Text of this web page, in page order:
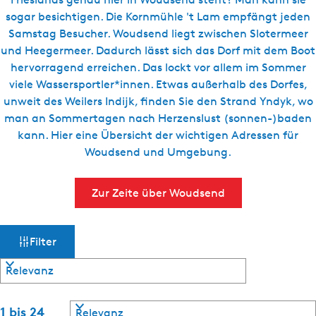
e
t
u
e
l
l
e
S
t
sogar besichtigen. Die Kornmühle 't Lam empfängt jeden
Samstag Besucher. Woudsend liegt zwischen Slotermeer
und Heegermeer. Dadurch lässt sich das Dorf mit dem Boot
hervorragend erreichen. Das lockt vor allem im Sommer
viele Wassersportler*innen. Etwas außerhalb des Dorfes,
unweit des Weilers Indijk, finden Sie den Strand Yndyk, wo
man an Sommertagen nach Herzenslust (sonnen-)baden
kann. Hier eine Übersicht der wichtigen Adressen für
Woudsend und Umgebung.
Zur Zeite über Woudsend
a
Filter
r
e1 bis 24
S